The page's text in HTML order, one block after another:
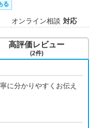
る
オンライン相談 対応
に分かりやすくお伝え
高評価レビュー
(2件)